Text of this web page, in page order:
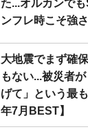
た...オルカンで
ンフレ時こそ強
大地震でまず確
もない...被災者
げて」という最
年7月BEST】